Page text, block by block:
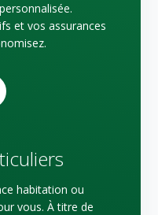
et vos assurances
habitation ou
vous. À titre de